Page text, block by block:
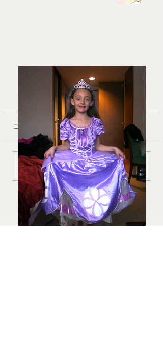
❄︎ In March
コメント
コメントを追加…